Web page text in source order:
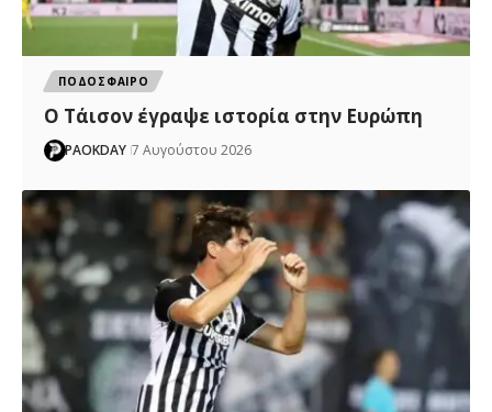
ΠΟΔΟΣΦΑΙΡΟ
Ο Τάισον έγραψε ιστορία στην Ευρώπη
PAOKDAY 7 Αυγούστου 2026